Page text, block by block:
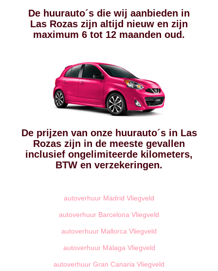
De huurauto´s die wij aanbieden in
Las Rozas zijn altijd nieuw en zijn
maximum 6 tot 12 maanden oud.
De prijzen van onze huurauto´s in Las
Rozas zijn in de meeste gevallen
inclusief ongelimiteerde kilometers,
BTW en verzekeringen.
autoverhuur Madrid Vliegveld
autoverhuur Barcelona Vliegveld
autoverhuur Mallorca Vliegveld
autoverhuur Málaga Vliegveld
autoverhuur Gran Canaria Vliegveld